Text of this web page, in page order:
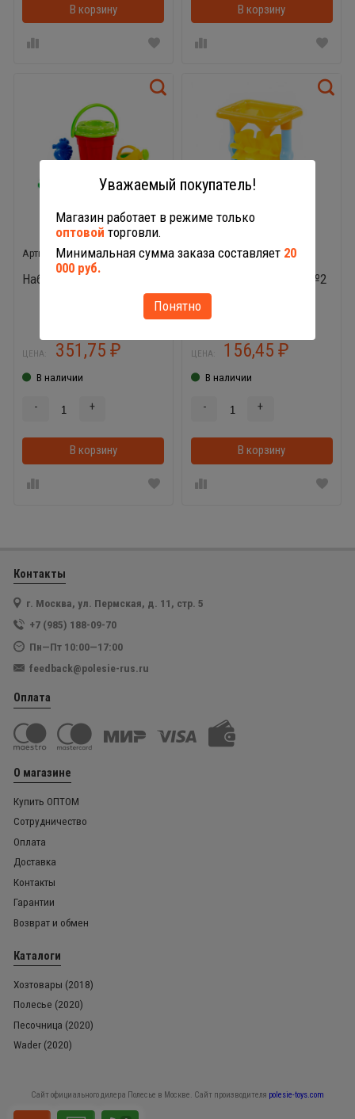
В корзину В корзинкеВ корзину
36469
Набор №363 Полесье
ЦЕНА: 351,75 ₽
В наличии
- +
В корзину В корзинке
36230
Песочная мельница №2
с основанием
ЦЕНА: 156,45₽
В наличии
- +
В корзину
Контакты
г. Москва, ул. Пермская, д. 11, стр. 5
+7 (985) 188-09-70
Пн—Пт 10:00—17:00
feedback@polesie-rus.ru
Оплата
О магазине
Купить ОПТОМ
Сотрудничество
Оплата
Доставка
Контакты
Гарантии
Возврат и обмен
Каталоги
Хозтовары (2018)
Полесье (2020)
Песочница (2020)
Wader (2020)
Сайт официального дилера Полесье в Москве. Сайт производителя polesie-toys.com
Уважаемый покупатель!
Магазин работает в режиме только
оптовой торговли.
Минимальная сумма заказа составляет 20
000 руб.
Понятно